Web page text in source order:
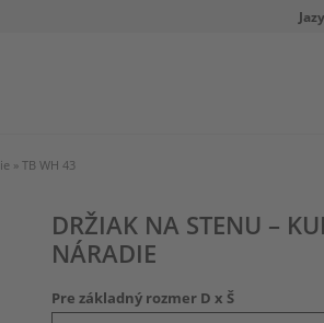
» TB WH 43
DRŽIAK NA STENU –
NÁRADIE
Pre základný rozmer D x Š